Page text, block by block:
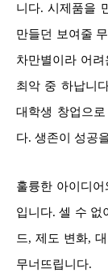
니다. 시제품을
만들던 보여줄
차만별이라 어
최악 중 하납니
대학생 창업으
다. 생존이 성공
훌륭한 아이디
입니다. 셀 수 없
드, 제도 변화,
무너뜨립니다.